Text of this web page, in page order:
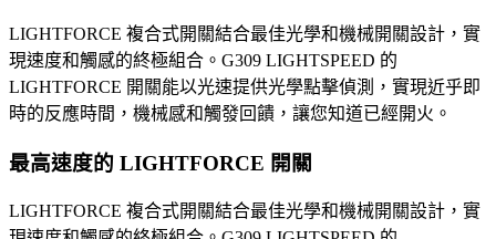
LIGHTFORCE 複合式開關結合最佳光學和機械開關設計，實
現速度和觸感的終極組合。G309 LIGHTSPEED 的
LIGHTFORCE 開關能以光速提供光學點擊偵測，實現近乎即
時的反應時間，機械感和觸發回饋，讓您知道已經開火。
最高速度的 LIGHTFORCE 開關
LIGHTFORCE 複合式開關結合最佳光學和機械開關設計，實